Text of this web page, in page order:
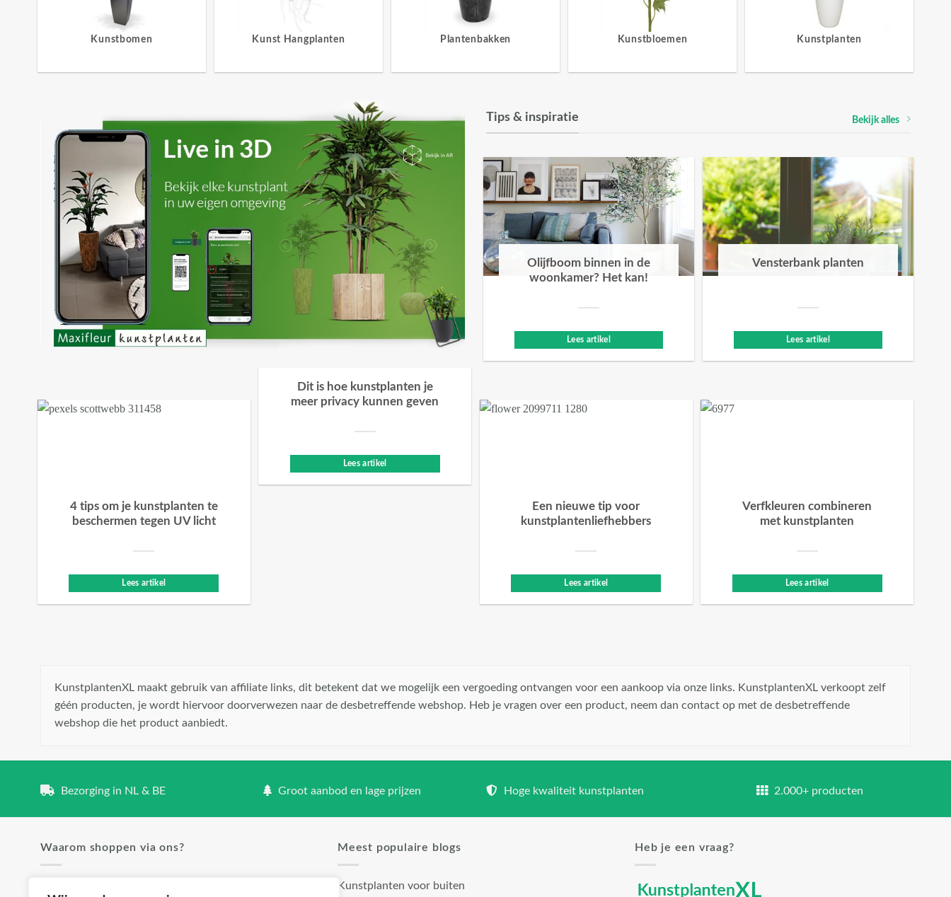
Kunstbomen Kunst Hangplanten Plantenbakken Kunstbloemen Kunstplanten
Tips & inspiratie Bekijk alles
Olijfboom binnen in de
woonkamer? Het kan!
Lees artikel
Vensterbank planten
Lees artikel
4 tips om je kunstplanten te
beschermen tegen UV licht
Lees artikel
Dit is hoe kunstplanten je
meer privacy kunnen geven
Lees artikel
Een nieuwe tip voor
kunstplantenliefhebbers
Lees artikel
Verfkleuren combineren
met kunstplanten
Lees artikel
KunstplantenXL maakt gebruik van affiliate links, dit betekent dat we mogelijk een vergoeding ontvangen voor een aankoop via onze links. KunstplantenXL verkoopt zelf
géén producten, je wordt hiervoor doorverwezen naar de desbetreffende webshop. Heb je vragen over een product, neem dan contact op met de desbetreffende
webshop die het product aanbiedt.
Bezorging in NL & BE Groot aanbod en lage prijzen Hoge kwaliteit kunstplanten 2.000+ producten
Waarom shoppen via ons? Meest populaire blogs
Kunstplanten voor buiten
Heb je een vraag?